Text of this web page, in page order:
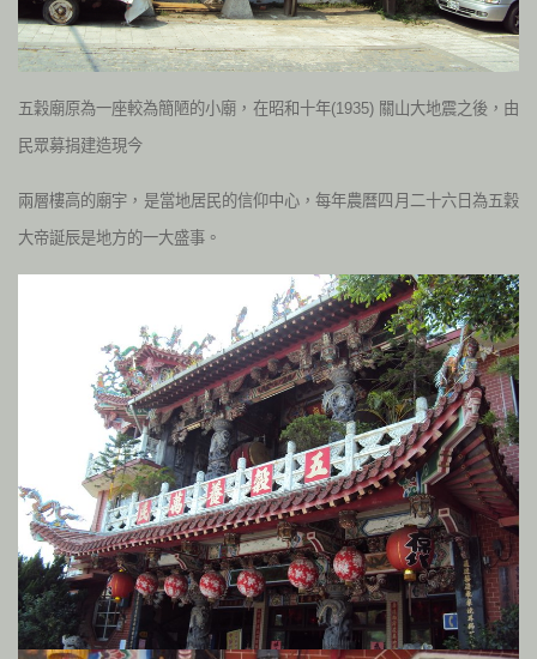
五穀廟原為一座較為簡陋的小廟，在昭和十年(1935) 關山大地震之後，由
民眾募捐建造現今
兩層樓高的廟宇，是當地居民的信仰中心，每年農曆四月二十六日為五穀
大帝誕辰是地方的一大盛事。